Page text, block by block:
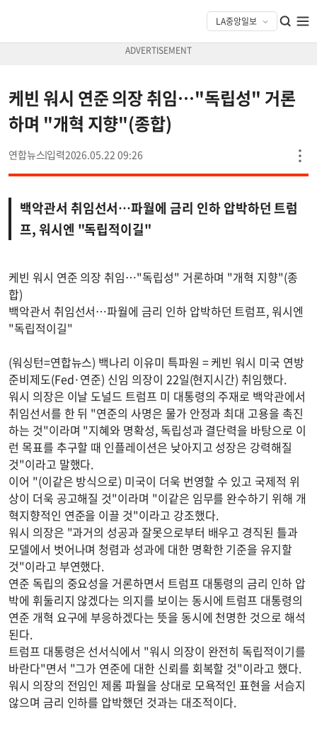
케빈 워시 연준 의장 취임…"독립성" 거론
하며 "개혁 지향"(종합)
연합뉴스 2026.05.22 09:26
백악관서 취임선서…파월에 금리 인하 압박하던 트럼
프, 워시엔 "독립적이길"
케빈 워시 연준 의장 취임…"독립성" 거론하며 "개혁 지향"(종
합)
백악관서 취임선서…파월에 금리 인하 압박하던 트럼프, 워시엔
"독립적이길"
(워싱턴=연합뉴스) 백나리 이유미 특파원 = 케빈 워시 미국 연방
준비제도(Fed·연준) 신임 의장이 22일(현지시간) 취임했다.
워시 의장은 이날 도널드 트럼프 미 대통령의 주재로 백악관에서
취임선서를 한 뒤 "연준의 사명은 물가 안정과 최대 고용을 촉진
하는 것"이라며 "지혜와 명확성, 독립성과 결단력을 바탕으로 이
런 목표를 추구할 때 인플레이션은 낮아지고 성장은 강력해질
것"이라고 말했다.
이어 "(이같은 방식으로) 미국이 더욱 번영할 수 있고 국제적 위
상이 더욱 공고해질 것"이라며 "이같은 임무를 완수하기 위해 개
혁지향적인 연준을 이끌 것"이라고 강조했다.
워시 의장은 "과거의 성공과 잘못으로부터 배우고 경직된 틀과
모델에서 벗어나며 청렴과 성과에 대한 명확한 기준을 유지할
것"이라고 부연했다.
연준 독립의 중요성을 거론하면서 트럼프 대통령의 금리 인하 압
박에 휘둘리지 않겠다는 의지를 보이는 동시에 트럼프 대통령의
연준 개혁 요구에 부응하겠다는 뜻을 동시에 천명한 것으로 해석
된다.
트럼프 대통령은 선서식에서 "워시 의장이 완전히 독립적이기를
바란다"면서 "그가 연준에 대한 신뢰를 회복할 것"이라고 했다.
워시 의장의 전임인 제롬 파월을 상대로 모욕적인 표현을 서슴지
않으며 금리 인하를 압박했던 것과는 대조적이다.